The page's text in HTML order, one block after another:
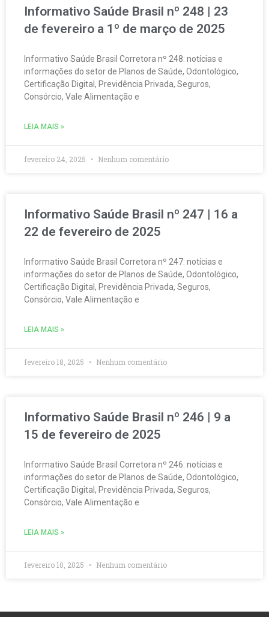
Informativo Saúde Brasil nº 248 | 23
de fevereiro a 1º de março de 2025
Informativo Saúde Brasil Corretora nº 248: notícias e
informações do setor de Planos de Saúde, Odontológico,
Certificação Digital, Previdência Privada, Seguros,
Consórcio, Vale Alimentação e
LEIA MAIS »
fevereiro 24, 2025 Nenhum comentário
Informativo Saúde Brasil nº 247 | 16 a
22 de fevereiro de 2025
Informativo Saúde Brasil Corretora nº 247: notícias e
informações do setor de Planos de Saúde, Odontológico,
Certificação Digital, Previdência Privada, Seguros,
Consórcio, Vale Alimentação e
LEIA MAIS »
fevereiro 18, 2025 Nenhum comentário
Informativo Saúde Brasil nº 246 | 9 a
15 de fevereiro de 2025
Informativo Saúde Brasil Corretora nº 246: notícias e
informações do setor de Planos de Saúde, Odontológico,
Certificação Digital, Previdência Privada, Seguros,
Consórcio, Vale Alimentação e
LEIA MAIS »
fevereiro 10, 2025 Nenhum comentário